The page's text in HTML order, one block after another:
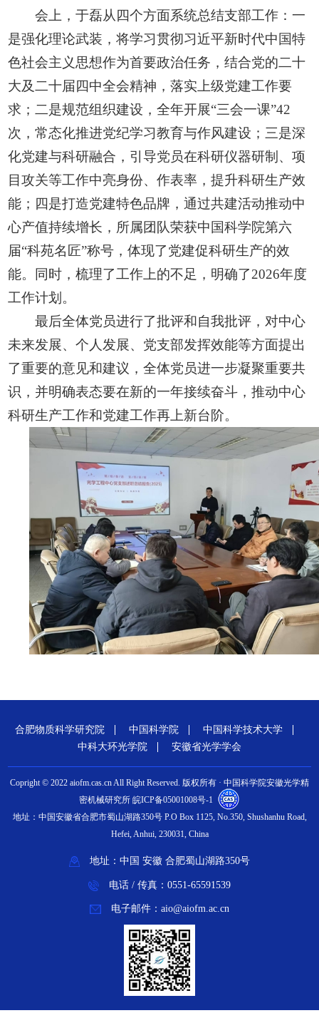
会上，于磊从四个方面系统总结支部工作：一
是强化理论武装，将学习贯彻习近平新时代中国特
色社会主义思想作为首要政治任务，结合党的二十
大及二十届四中全会精神，落实上级党建工作要
求；二是规范组织建设，全年开展“三会一课”42
次，常态化推进党纪学习教育与作风建设；三是深
化党建与科研融合，引导党员在科研仪器研制、项
目攻关等工作中亮身份、作表率，提升科研生产效
能；四是打造党建特色品牌，通过共建活动推动中
心产值持续增长，所属团队荣获中国科学院第六
届“科苑名匠”称号，体现了党建促科研生产的效
能。同时，梳理了工作上的不足，明确了2026年度
工作计划。
最后全体党员进行了批评和自我批评，对中心
未来发展、个人发展、党支部发挥效能等方面提出
了重要的意见和建议，全体党员进一步凝聚重要共
识，并明确表态要在新的一年接续奋斗，推动中心
科研生产工作和党建工作再上新台阶。
合肥物质科学研究院 中国科学院
中国科学技术大学
中科大环光学院
安徽省光学学会
Copright © 2022 aiofm.cas.cn All Right Reserved. 版权所有 · 中国科学院安徽光学精
密机械研究所 皖ICP备05001008号-1
地址：中国安徽省合肥市蜀山湖路350号 P.O Box 1125, No.350, Shushanhu Road,
Hefei, Anhui, 230031, China
地址：中国 安徽 合肥蜀山湖路350号
电话 / 传真：0551-65591539
电子邮件：aio@aiofm.ac.cn